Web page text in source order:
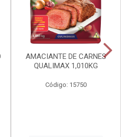
AMACIANTE DE CARNES
QUALIMAX 1,010KG
Código: 15750